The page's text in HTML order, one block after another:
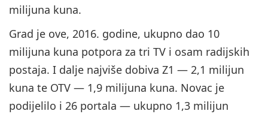
milijuna kuna.
Grad je ove, 2016. godine, ukupno dao 10
milijuna kuna potpora za tri TV i osam radijskih
postaja. I dalje najviše dobiva Z1 — 2,1 milijun
kuna te OTV — 1,9 milijuna kuna. Novac je
podijelilo i 26 portala — ukupno 1,3 milijun